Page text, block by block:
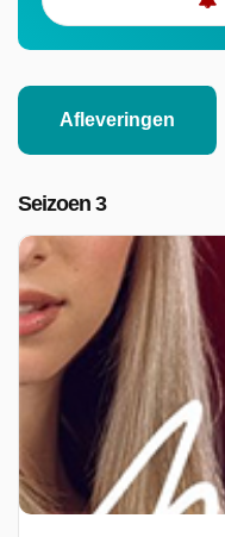
Afleveringen
Seizoen 3